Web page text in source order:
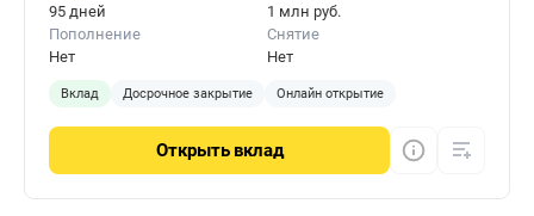
95 дней
1 млн руб.
Пополнение
Нет
Снятие
Нет
Вклад Досрочное закрытие Онлайн открытие
Открыть вклад